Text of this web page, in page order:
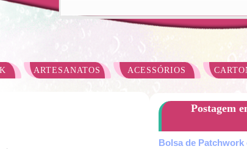
ARTESANATOS ACESSÓRIOS
Postagem
Bolsa de